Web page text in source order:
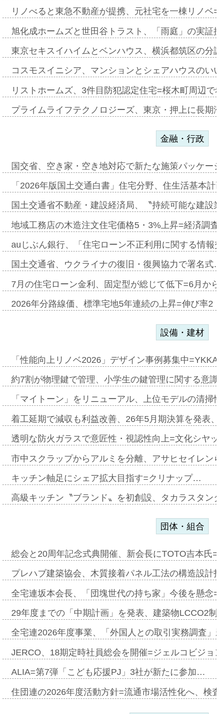
リノべると東急不動産が提携、元社宅を一棟リノ
旭化成ホームズと世田谷トラスト、「雨庭」の実
東京セキスイハイムとベンハウス、横浜都筑区の
コスモスイニシア、マンションとシェアハウスの
リストホームズ、3件目防犯認定住宅=桜木町周辺
プライムライフテクノロジーズ、東京・押上に長
金融・行政
国交省、空き家・空き地対応で新たな施策パッケ
「2026年版国土交通白書」住宅分野、住生活基本
国土交通省不動産・建設経済局、〝持続可能な建
地域工務店の木造注文住宅価格5・3%上昇=経済調
auじぶん銀行、「住宅ローン不正利用に関する情
国土交通省、ウクライナの復旧・復興協力で署名
7月の住宅ローン金利、固定型が総じて低下=6月か
2026年分路線価、標準宅地5年連続の上昇=伸び率
設備・建材
「性能向上リノベ2026」デザイン事例募集中
約7割が物理鍵で管理、小学生の鍵管理に関する意
「マイトーン」をリニューアル、上位モデルの清
着工延期で減収も利益改善、26年5月期決算を発表
透明な防火ガラスで意匠性・視認性向上=文化シヤ
市中スクラップからアルミを分離、アサヒセイレ
キッチン軸足にシェア拡大目指す=クリナップ…
高級キッチン〝ブランド〟を初創設、タカラスタ
団体・組合
総会と20周年記念式典開催、新会長にTOTO吉本氏
プレハブ建築協会、木質接着パネル工法の構造設
全宅連坂本会長、「団塊世代の持ち家」今後を懸
29年度までの「中期計画」を発表、建築物LCCO2
全宅連2026年度事業、「外国人との取引実務調査
JERCO、18期定時社員総会を開催=ジェルコビジ
ALIA=第7弾「こども応援PJ」3社が新たに参加…
住団連の2026年度活動方針=流通市場活性化へ、検